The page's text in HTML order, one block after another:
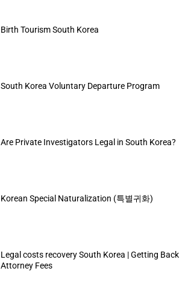
Birth Tourism South Korea
South Korea Voluntary Departure Program
Are Private Investigators Legal in South Korea?
Korean Special Naturalization (특별귀화)
Legal costs recovery South Korea | Getting Back
Attorney Fees